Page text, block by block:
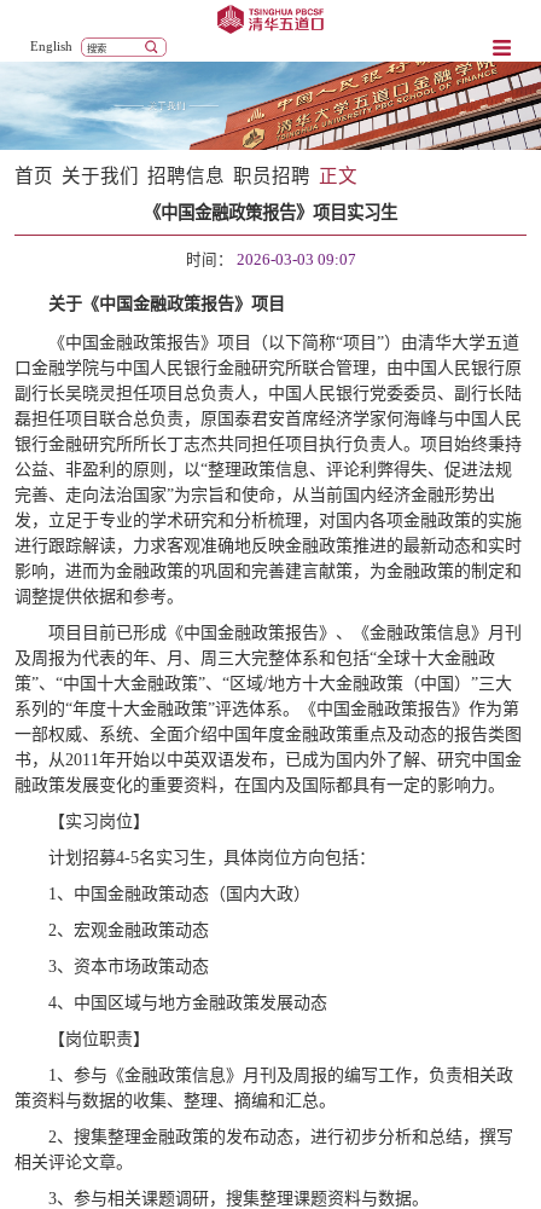
English
首页 关于我们 招聘信息 职员招聘 正文
《中国金融政策报告》项目实习生
时间： 2026-03-03 09:07
关于《中国金融政策报告》项目
《中国金融政策报告》项目（以下简称“项目”）由清华大学五道
口金融学院与中国人民银行金融研究所联合管理，由中国人民银行原
副行长吴晓灵担任项目总负责人，中国人民银行党委委员、副行长陆
磊担任项目联合总负责，原国泰君安首席经济学家何海峰与中国人民
银行金融研究所所长丁志杰共同担任项目执行负责人。项目始终秉持
公益、非盈利的原则，以“整理政策信息、评论利弊得失、促进法规
完善、走向法治国家”为宗旨和使命，从当前国内经济金融形势出
发，立足于专业的学术研究和分析梳理，对国内各项金融政策的实施
进行跟踪解读，力求客观准确地反映金融政策推进的最新动态和实时
影响，进而为金融政策的巩固和完善建言献策，为金融政策的制定和
调整提供依据和参考。
项目目前已形成《中国金融政策报告》、《金融政策信息》月刊
及周报为代表的年、月、周三大完整体系和包括“全球十大金融政
策”、“中国十大金融政策”、“区域/地方十大金融政策（中国）”三大
系列的“年度十大金融政策”评选体系。《中国金融政策报告》作为第
一部权威、系统、全面介绍中国年度金融政策重点及动态的报告类图
书，从2011年开始以中英双语发布，已成为国内外了解、研究中国金
融政策发展变化的重要资料，在国内及国际都具有一定的影响力。
【实习岗位】
计划招募4-5名实习生，具体岗位方向包括：
1、中国金融政策动态（国内大政）
2、宏观金融政策动态
3、资本市场政策动态
4、中国区域与地方金融政策发展动态
【岗位职责】
1、参与《金融政策信息》月刊及周报的编写工作，负责相关政
策资料与数据的收集、整理、摘编和汇总。
2、搜集整理金融政策的发布动态，进行初步分析和总结，撰写
相关评论文章。
3、参与相关课题调研，搜集整理课题资料与数据。